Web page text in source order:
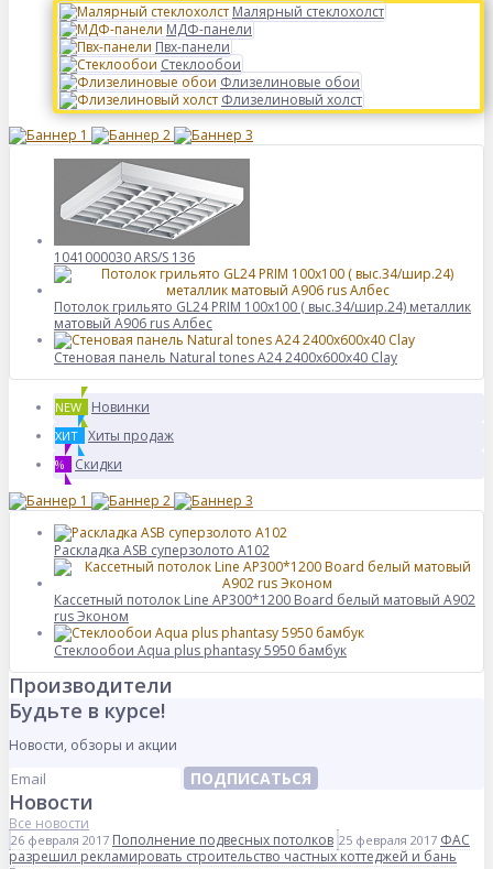
Малярный стеклохолст
МДФ-панели
Пвх-панели
Стеклообои
Флизелиновые обои
Флизелиновый холст
1041000030 ARS/S 136
Потолок грильято GL24 PRIM 100х100 ( выс.34/шир.24) металлик
матовый А906 rus Албес
Стеновая панель Natural tones А24 2400x600x40 Clay
NEW Новинки
ХИТ Хиты продаж
% Скидки
Раскладка ASB суперзолото А102
Кассетный потолок Line AP300*1200 Board белый матовый А902
rus Эконом
Стеклообои Aqua plus phantasy 5950 бамбук
Производители
Будьте в курсе!
Новости, обзоры и акции
ПОДПИСАТЬСЯ
Новости
Все новости
26 февраля 2017 Пополнение подвесных потолков 25 февраля 2017 ФАС
разрешил рекламировать строительство частных коттеджей и бань